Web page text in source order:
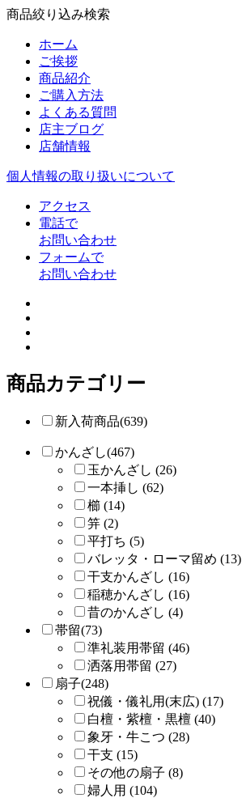
商品絞り込み検索
ホーム
ご挨拶
商品紹介
ご購入方法
よくある質問
店主ブログ
店舗情報
個人情報の取り扱いについて
アクセス
電話で
お問い合わせ
フォームで
お問い合わせ
商品カテゴリー
新入荷商品(639)
かんざし(467)
玉かんざし (26)
一本挿し (62)
櫛 (14)
笄 (2)
平打ち (5)
バレッタ・ローマ留め (13)
干支かんざし (16)
稲穂かんざし (16)
昔のかんざし (4)
帯留(73)
準礼装用帯留 (46)
洒落用帯留 (27)
扇子(248)
祝儀・儀礼用(末広) (17)
白檀・紫檀・黒檀 (40)
象牙・牛こつ (28)
干支 (15)
その他の扇子 (8)
婦人用 (104)